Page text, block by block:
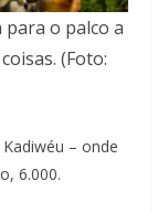
para o palco a
(Foto:
– onde
6.000.